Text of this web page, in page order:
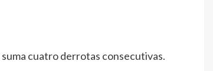
suma cuatro derrotas consecutivas.